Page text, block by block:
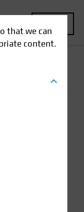
that we can
content.